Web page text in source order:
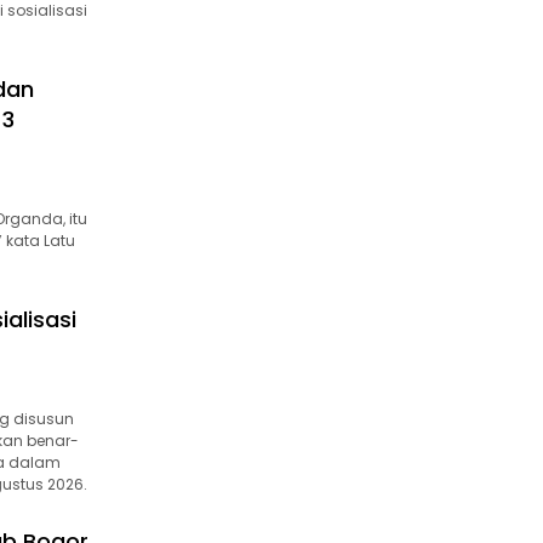
sosialisasi
itu
kata Latu
disusun
benar-
dalam
2026.